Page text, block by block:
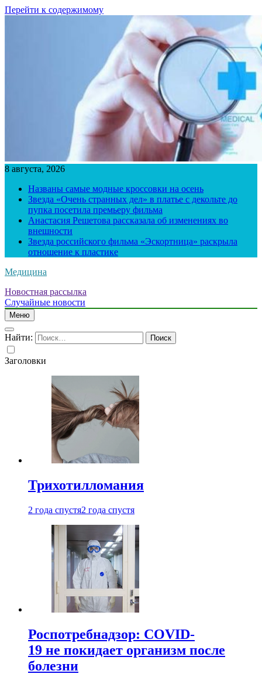
Перейти к содержимому
8 августа, 2026
Названы самые модные кроссовки на осень
Звезда «Очень странных дел» в платье с декольте до
пупка посетила премьеру фильма
Анастасия Решетова рассказала об изменениях во
внешности
Звезда российского фильма «Эскортница» раскрыла
отношение к пластике
Медицина
Новостная рассылка
Случайные новости
Меню
Найти:
Заголовки
Трихотилломания
2 года спустя2 года спустя
Роспотребнадзор: COVID-
19 не покидает организм после
болезни